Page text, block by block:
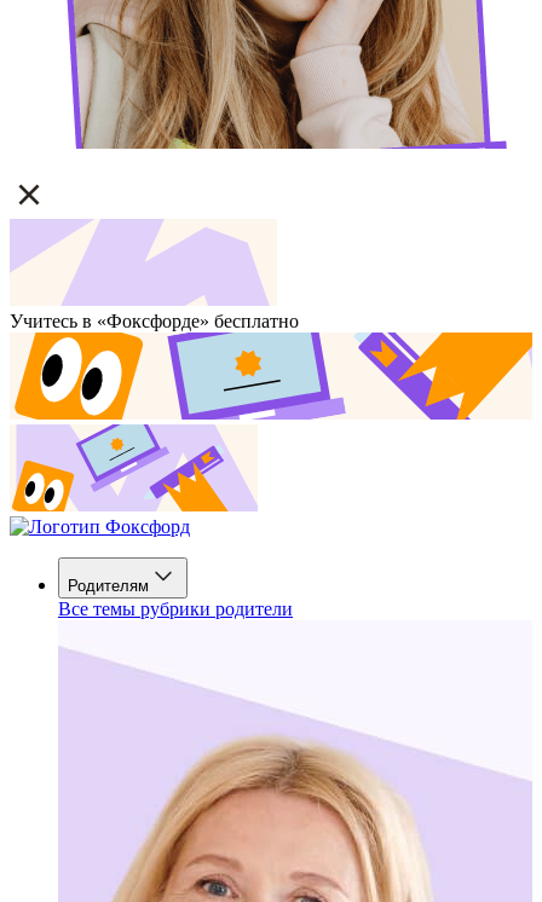
Учитесь в «Фоксфорде» бесплатно
Родителям
Все темы рубрики родители